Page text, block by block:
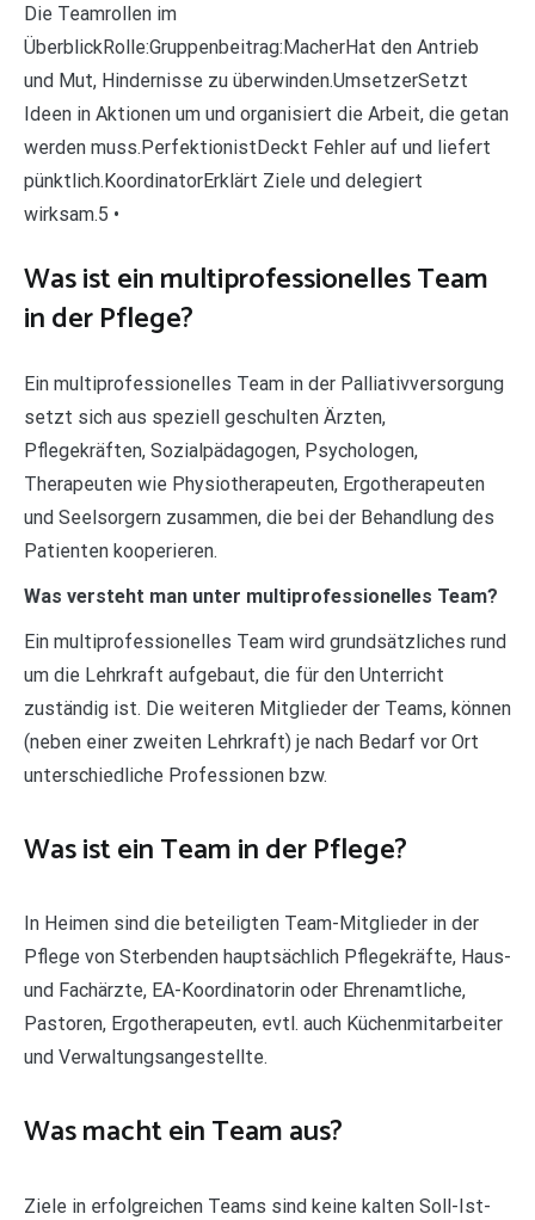
Die Teamrollen im
ÜberblickRolle:Gruppenbeitrag:MacherHat den Antrieb
und Mut, Hindernisse zu überwinden.UmsetzerSetzt
Ideen in Aktionen um und organisiert die Arbeit, die getan
werden muss.PerfektionistDeckt Fehler auf und liefert
pünktlich.KoordinatorErklärt Ziele und delegiert
wirksam.5 •
Was ist ein multiprofessionelles Team
in der Pflege?
Ein multiprofessionelles Team in der Palliativversorgung
setzt sich aus speziell geschulten Ärzten,
Pflegekräften, Sozialpädagogen, Psychologen,
Therapeuten wie Physiotherapeuten, Ergotherapeuten
und Seelsorgern zusammen, die bei der Behandlung des
Patienten kooperieren.
Was versteht man unter multiprofessionelles Team?
Ein multiprofessionelles Team wird grundsätzliches rund
um die Lehrkraft aufgebaut, die für den Unterricht
zuständig ist. Die weiteren Mitglieder der Teams, können
(neben einer zweiten Lehrkraft) je nach Bedarf vor Ort
unterschiedliche Professionen bzw.
Was ist ein Team in der Pflege?
In Heimen sind die beteiligten Team-Mitglieder in der
Pflege von Sterbenden hauptsächlich Pflegekräfte, Haus-
und Fachärzte, EA-Koordinatorin oder Ehrenamtliche,
Pastoren, Ergotherapeuten, evtl. auch Küchenmitarbeiter
und Verwaltungsangestellte.
Was macht ein Team aus?
Ziele in erfolgreichen Teams sind keine kalten Soll-Ist-